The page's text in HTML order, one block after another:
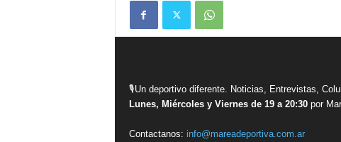
🎙Un deportivo diferente. Noticias, Entrevistas,
Lunes, Miércoles y Viernes de 19 a 20:30por
Contactanos: info@mareadeportiva.com.ar